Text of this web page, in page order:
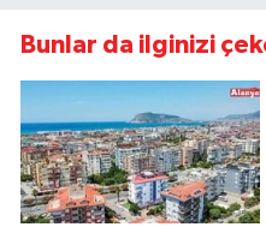
Bunlar da ilginizi